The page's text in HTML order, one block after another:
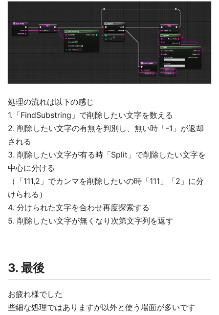
処理の流れは以下の感じ
1.「FindSubstring」で削除したい文字を数える
2. 削除したい文字の有無を判別し、無い時「-1」が返却
される
3. 削除したい文字が有る時「Split」で削除したい文字を
中心に分ける
（「111,2」でカンマを削除したいの時「111」「2」に分
けられる）
4. 分けられた文字を合わせ再度探索する
5. 削除したい文字が無くなり次第文字列を返す
3. 最後
お疲れ様でした
些細な処理ではありますが以外と使う場面が多いです